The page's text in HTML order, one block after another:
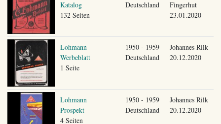
Katalog
132 Seiten
Deutschland
Fingerhut
23.01.2020
Lohmann
Werbeblatt
1 Seite
1950 - 1959
Deutschland
Johannes Rilk
20.12.2020
Lohmann
Prospekt
4 Seiten
1950 - 1959
Deutschland
Johannes Rilk
20.12.2020